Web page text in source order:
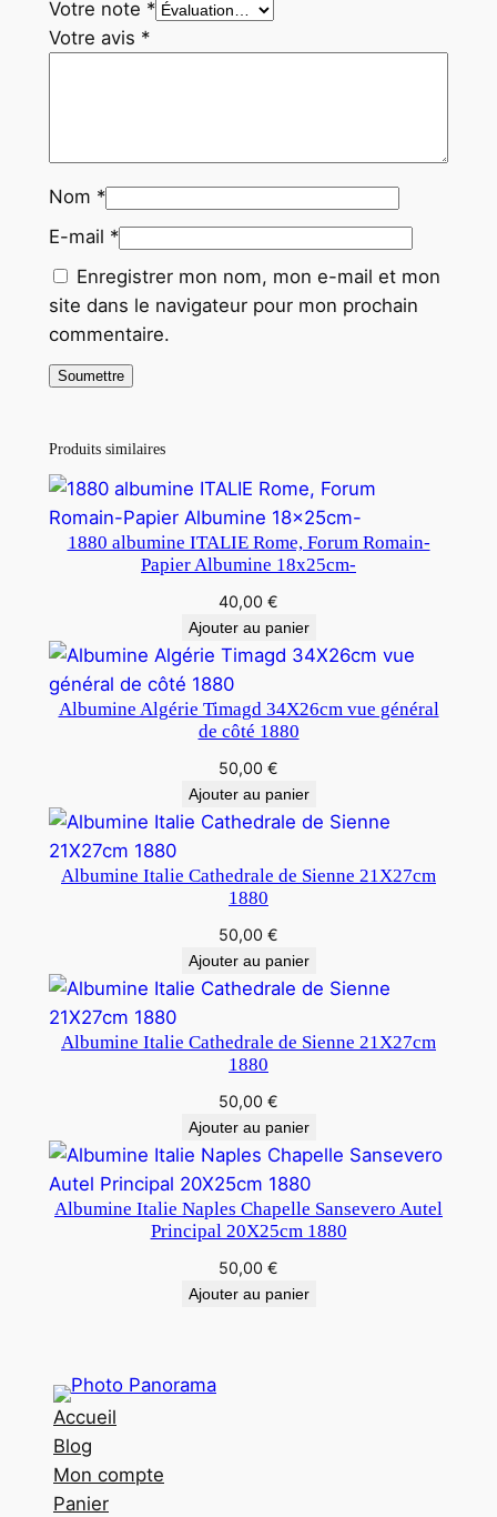
Votre note *
Votre avis *
Nom *
E-mail *
Enregistrer mon nom, mon e-mail et mon
site dans le navigateur pour mon prochain
commentaire.
Produits similaires
1880 albumine ITALIE Rome, Forum Romain-
Papier Albumine 18x25cm-
40,00 €
Ajouter au panier
Albumine Algérie Timagd 34X26cm vue général
de côté 1880
50,00 €
Ajouter au panier
Albumine Italie Cathedrale de Sienne 21X27cm
1880
50,00 €
Ajouter au panier
Albumine Italie Cathedrale de Sienne 21X27cm
1880
50,00 €
Ajouter au panier
Albumine Italie Naples Chapelle Sansevero Autel
Principal 20X25cm 1880
50,00 €
Ajouter au panier
Accueil
Blog
Mon compte
Panier